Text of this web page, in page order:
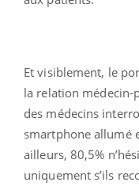
Et visiblement, le
la relation médecin-
des médecins
smartphone allumé
ailleurs, 80,5%
uniquement s’ils